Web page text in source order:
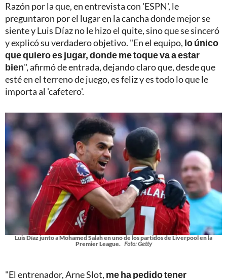
Razón por la que, en entrevista con 'ESPN', le
preguntaron por el lugar en la cancha donde mejor se
siente y Luis Díaz no le hizo el quite, sino que se sinceró
y explicó su verdadero objetivo. "En el equipo, lo único
que quiero es jugar, donde me toque va a estar
bien", afirmó de entrada, dejando claro que, desde que
esté en el terreno de juego, es feliz y es todo lo que le
importa al 'cafetero'.
Luis Díaz junto a Mohamed Salah en uno de los partidos de Liverpool en la
Premier League. Foto: Getty
"El entrenador, Arne Slot, me ha pedido tener